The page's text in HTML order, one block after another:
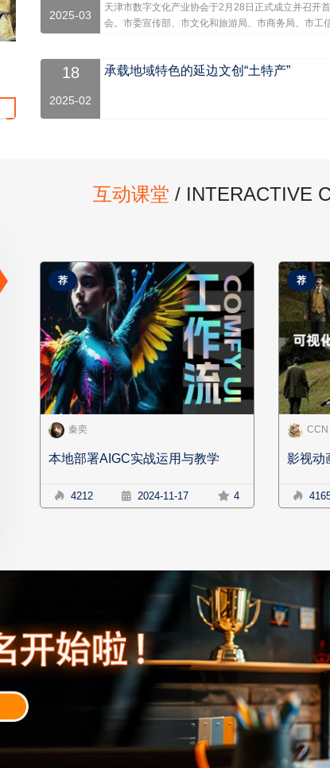
2025-03
天津市数字文化产业协会于2月28日正式成立并召开
会。市委宣传部、市文化和旅游局、市商务局、市工
18
2025-02
承载地域特色的延边文创“土特产”
互动课堂 / INTERACTIVE
荐
秦奕
本地部署AIGC实战运用与教学
4212 2024-11-17 4
荐
CCN
影视动